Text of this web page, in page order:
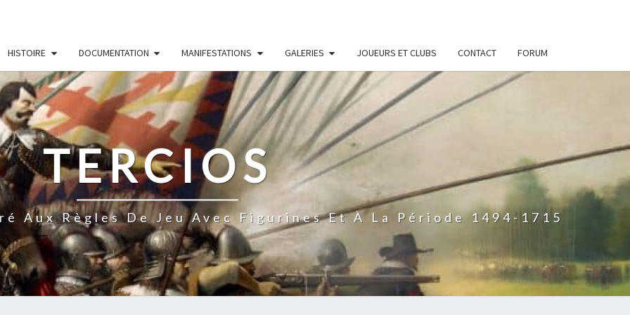
HISTOIRE DOCUMENTATION MANIFESTATIONS GALERIES JOUEURS ET CLUBS CONTACT FORUM
TERCIOS
Aux Règles De Jeu Avec Figurines Et À La Période 1494-1715